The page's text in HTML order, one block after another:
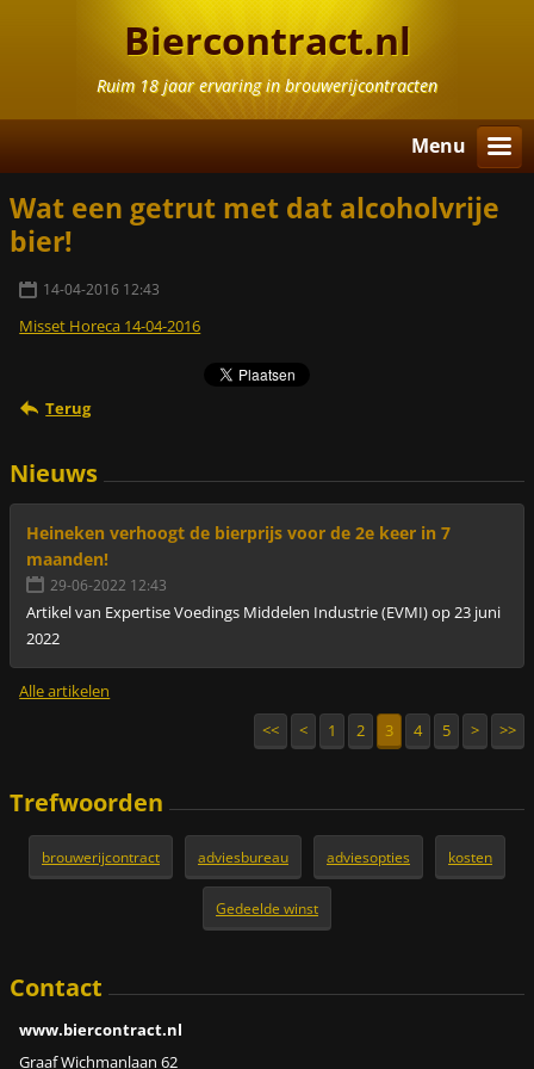
Biercontract.nl
Ruim 18 jaar ervaring in brouwerijcontracten
Menu
Wat een getrut met dat alcoholvrije
bier!
14-04-2016 12:43
Misset Horeca 14-04-2016
Terug
Nieuws
Heineken verhoogt de bierprijs voor de 2e keer in 7
maanden!
29-06-2022 12:43
Artikel van Expertise Voedings Middelen Industrie (EVMI) op 23 juni
2022
Alle artikelen
<<
< 1 2 3 4 5 > >>
Trefwoorden
brouwerijcontract adviesbureau adviesopties kosten
Gedeelde winst
Contact
www.biercontract.nl
Graaf Wichmanlaan 62